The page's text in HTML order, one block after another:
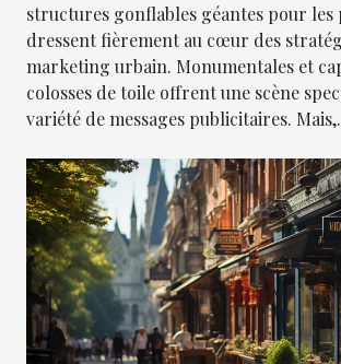
structures gonflables géantes pour les
dressent fièrement au cœur des
marketing urbain. Monumentales et
colosses de toile offrent une scène
variété de messages publicitaires.